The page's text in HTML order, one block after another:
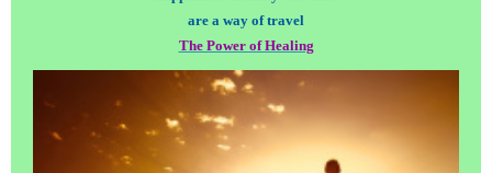
are a way of travel
The Power of Healing